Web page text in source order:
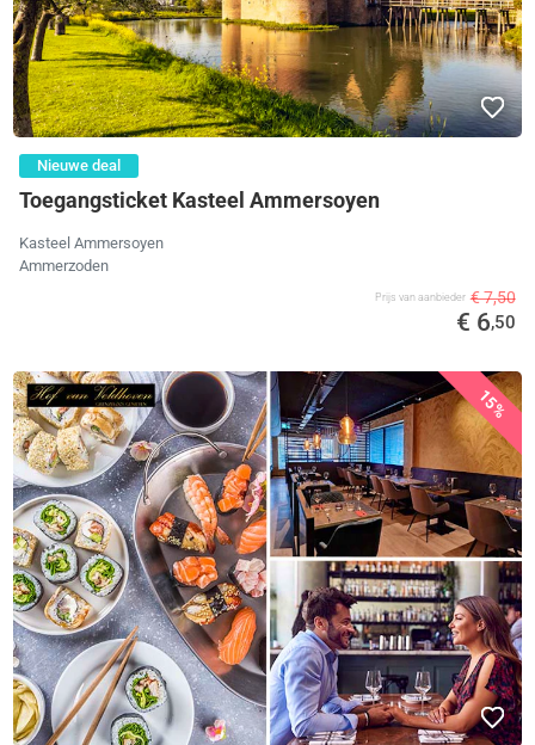
Nieuwe deal
Toegangsticket Kasteel Ammersoyen
Kasteel Ammersoyen
Ammerzoden
Prijs van aanbieder € 7,50
€ 6,50
15%